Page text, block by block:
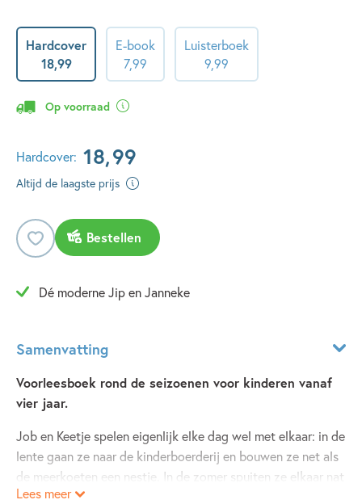
Hardcover
18,99
E-book
7,99
Luisterboek
9,99
Op voorraad
Hardcover: 18,99
Altijd de laagste prijs
Bestellen
Dé moderne Jip en Janneke
Samenvatting
Voorleesboek rond de seizoenen voor kinderen vanaf
vier jaar.
Job en Keetje spelen eigenlijk elke dag wel met elkaar: in de
lente gaan ze naar de kinderboerderij en bouwen ze net als
de meerkoeten een nestje. In de zomer spuiten ze elkaar nat
in de tuin, gaan ze naar het strand en krijgt Keetje haar
Lees meer